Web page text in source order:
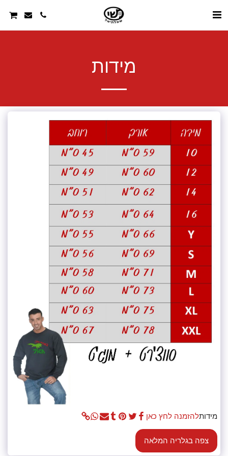
מידות
מידותלהזמנה לחץ כאן
צפה בגלריה המלאה